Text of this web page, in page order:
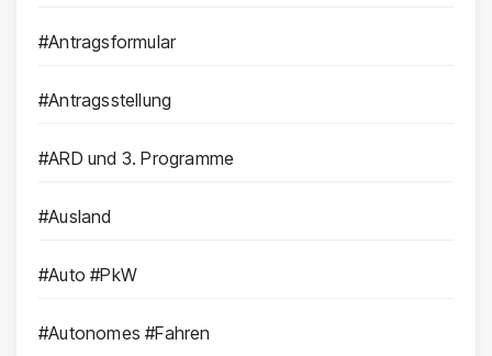
#Antragsformular
#Antragsstellung
#ARD und 3. Programme
#Ausland
#Auto #PkW
#Autonomes #Fahren